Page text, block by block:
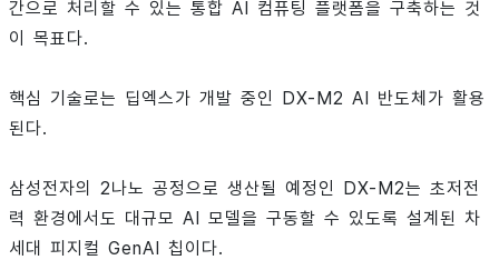
간으로 처리할 수 있는 통합 AI 컴퓨팅 플랫폼을 구축하는 것
이 목표다.
핵심 기술로는 딥엑스가 개발 중인 DX-M2 AI 반도체가 활용
된다.
삼성전자의 2나노 공정으로 생산될 예정인 DX-M2는 초저전
력 환경에서도 대규모 AI 모델을 구동할 수 있도록 설계된 차
세대 피지컬 GenAI 칩이다.